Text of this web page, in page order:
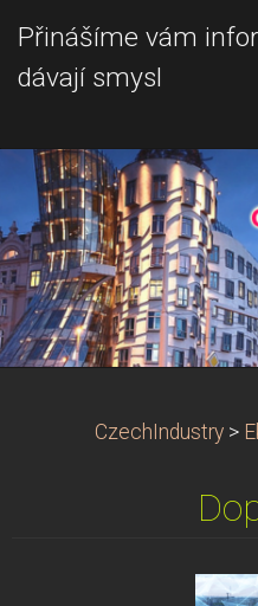
Přinášíme vám
dávají smysl
CzechIndustry >